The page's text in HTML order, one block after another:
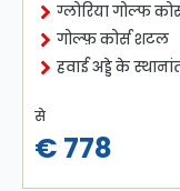
ग्लोरिया गोल्फ
गोल्फ़ कोर्स शटल
हवाई अड्डे के
से
€ 778